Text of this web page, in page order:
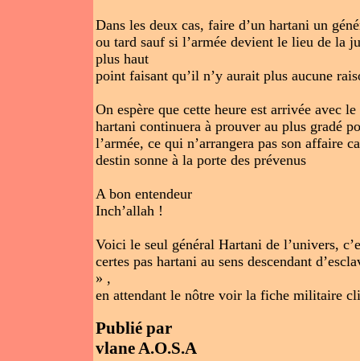
Dans les deux cas, faire d’un hartani un
ou tard sauf si l’armée devient le lieu de la
plus haut
point faisant qu’il n’y aurait plus aucune
On espère que cette heure est arrivée avec
hartani continuera à prouver au plus gradé
l’armée, ce qui n’arrangera pas son affaire
destin sonne à la porte des prévenus
A bon entendeur
Inch’allah !
Voici le seul général Hartani de l’univers,
certes pas hartani au sens descendant
» ,
en attendant le nôtre voir la fiche militaire
Publié par
vlane A.O.S.A